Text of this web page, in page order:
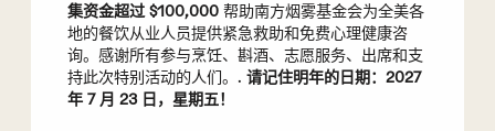
集资金超过 $100,000帮助南方烟雾基金会为全美各
地的餐饮从业人员提供紧急救助和免费心理健康咨
询。感谢所有参与烹饪、斟酒、志愿服务、出席和支
持此次特别活动的人们。. 请记住明年的日期：2027
年 7 月 23 日，星期五！